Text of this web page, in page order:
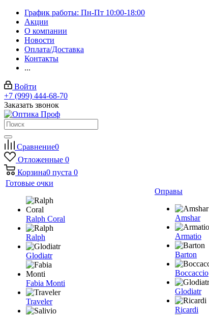
График работы: Пн-Пт 10:00-18:00
Акции
О компании
Новости
Оплата/Доставка
Контакты
...
Войти
+7 (999) 444-68-70
Заказать звонок
Сравнение0
Отложенные 0
Корзина0 пуста 0
Готовые очки
Ralph Coral
Ralph
Glodiatr
Fabia Monti
Traveler
Оправы
Amshar
Armatio
Barton
Boccaccio
Glodiatr
Ricardi